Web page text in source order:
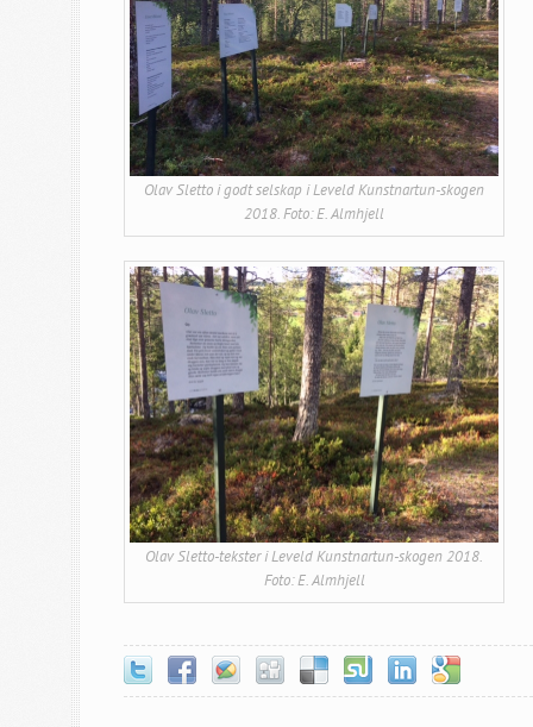
Olav Sletto i godt selskap i Leveld Kunstnartun-skogen
2018. Foto: E. Almhjell
Olav Sletto-tekster i Leveld Kunstnartun-skogen 2018.
Foto: E. Almhjell